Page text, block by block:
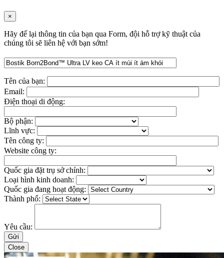
×
Hãy để lại thông tin của bạn qua Form, đội hỗ trợ kỹ thuật của
chúng tôi sẽ liên hệ với bạn sớm!
Tên của bạn:
Email:
Điện thoại di động:
Bộ phận:
Lĩnh vực:
Tên công ty:
Website công ty:
Quốc gia đặt trụ sở chính:
Loại hình kinh doanh:
Quốc gia đang hoạt động:
Thành phố:
Yêu cầu:
Close